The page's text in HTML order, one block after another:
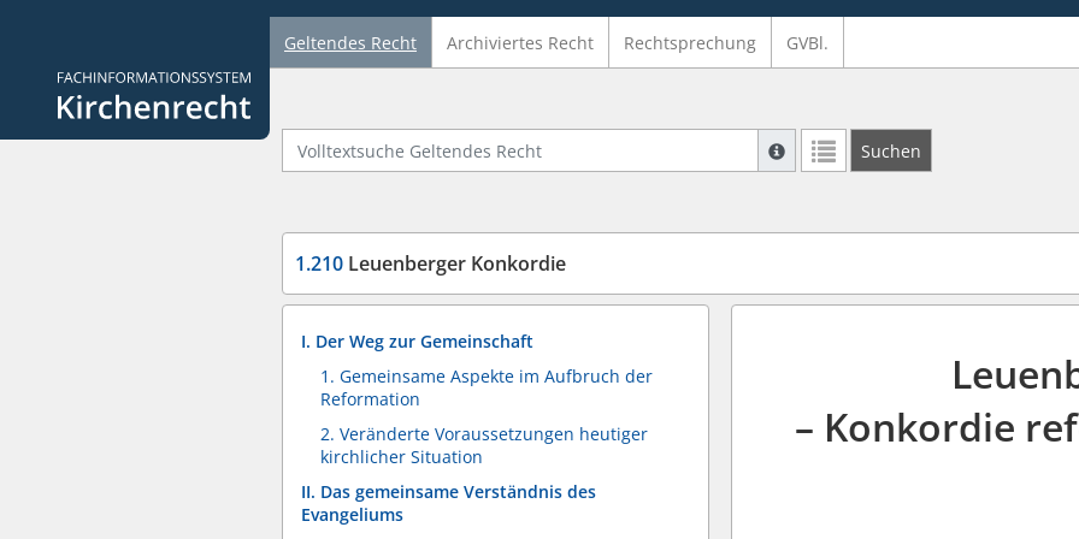
Logo Fachinformationssystem Kirchenrecht
Geltendes Recht Archiviertes Recht Rechtsprechung GVBl.
Volltextsuche Geltendes Recht
Suche mit Platzhalter "*", Bsp.
Suchen
1.210 Leuenberger Konkordie
I. Der Weg zur Gemeinschaft
1. Gemeinsame Aspekte im Aufbruch der
Reformation
2. Veränderte Voraussetzungen heutiger
kirchlicher Situation
II. Das gemeinsame Verständnis des
Evangeliums
– Konkordie